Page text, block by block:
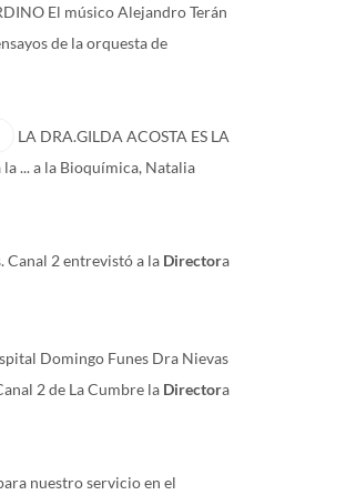
El músico Alejandro Terán
de la orquesta de
LA DRA.GILDA ACOSTA ES LA
... a la Bioquímica, Natalia
Canal 2 entrevistó a la Directora
Domingo Funes Dra Nievas
2 de La Cumbre la Directora
nuestro servicio en el